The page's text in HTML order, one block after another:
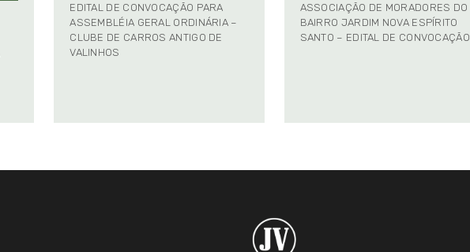
EDITAL DE CONVOCAÇÃO PARA
ASSEMBLÉIA GERAL ORDINÁRIA –
CLUBE DE CARROS ANTIGO DE
VALINHOS
ASSOCIAÇÃO DE MORADORES DO
BAIRRO JARDIM NOVA ESPÍRITO
SANTO – EDITAL DE CONVOCAÇÃO